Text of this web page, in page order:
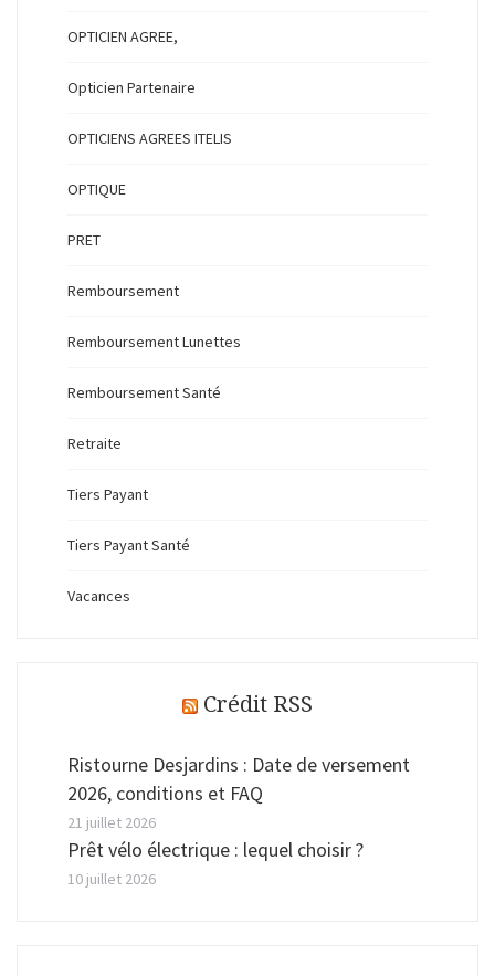
OPTICIEN AGREE,
Opticien Partenaire
OPTICIENS AGREES ITELIS
OPTIQUE
PRET
Remboursement
Remboursement Lunettes
Remboursement Santé
Retraite
Tiers Payant
Tiers Payant Santé
Vacances
Crédit RSS
Ristourne Desjardins : Date de versement
2026, conditions et FAQ
21 juillet 2026
Prêt vélo électrique : lequel choisir ?
10 juillet 2026